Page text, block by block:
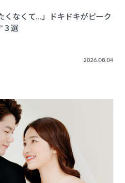
くなくて…」ドキドキがピーク
３選
2026.08.04